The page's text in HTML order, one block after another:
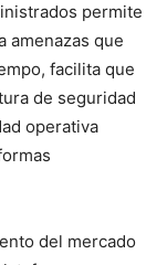
permite
amenazas que
facilita que
de seguridad
operativa
del mercado